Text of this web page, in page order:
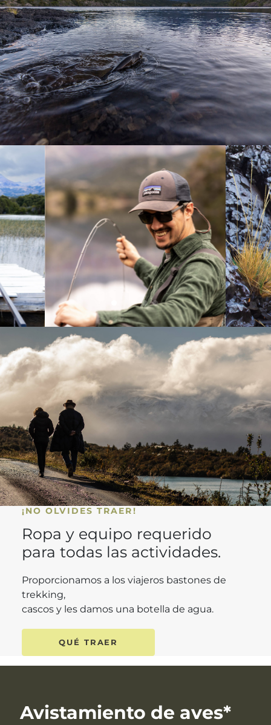
¡NO OLVIDES TRAER!
Ropa y equipo requerido
para todas las actividades.
Proporcionamos a los viajeros bastones de
trekking,
cascos y les damos una botella de agua.
QUÉ TRAER
Avistamiento de aves*